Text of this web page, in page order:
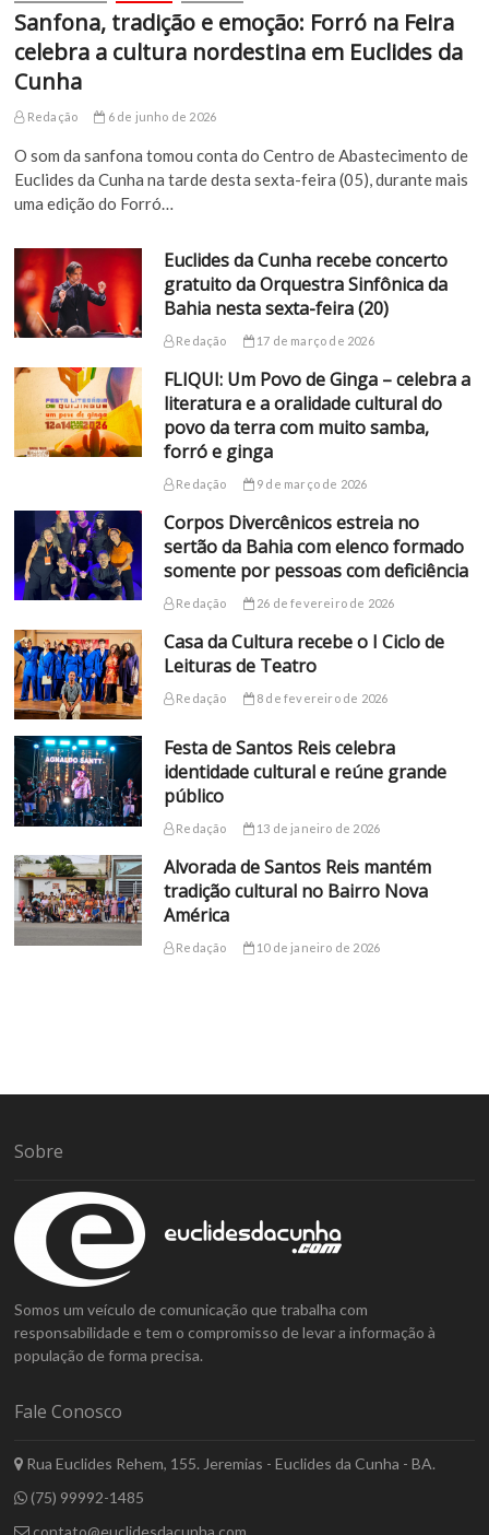
Sanfona, tradição e emoção: Forró na Feira
celebra a cultura nordestina em Euclides da
Cunha
Redação 6 de junho de 2026
O som da sanfona tomou conta do Centro de Abastecimento de
Euclides da Cunha na tarde desta sexta-feira (05), durante mais
uma edição do Forró…
Euclides da Cunha recebe concerto
gratuito da Orquestra Sinfônica da
Bahia nesta sexta-feira (20)
Redação 17 de março de 2026
FLIQUI: Um Povo de Ginga – celebra a
literatura e a oralidade cultural do
povo da terra com muito samba,
forró e ginga
Redação 9 de março de 2026
Corpos Divercênicos estreia no
sertão da Bahia com elenco formado
somente por pessoas com deficiência
Redação 26 de fevereiro de 2026
Casa da Cultura recebe o I Ciclo de
Leituras de Teatro
Redação 8 de fevereiro de 2026
Festa de Santos Reis celebra
identidade cultural e reúne grande
público
Redação 13 de janeiro de 2026
Alvorada de Santos Reis mantém
tradição cultural no Bairro Nova
América
Redação 10 de janeiro de 2026
Sobre
Somos um veículo de comunicação que trabalha com
responsabilidade e tem o compromisso de levar a informação à
população de forma precisa.
Fale Conosco
Rua Euclides Rehem, 155. Jeremias - Euclides da Cunha - BA.
(75) 99992-1485
contato@euclidesdacunha.com